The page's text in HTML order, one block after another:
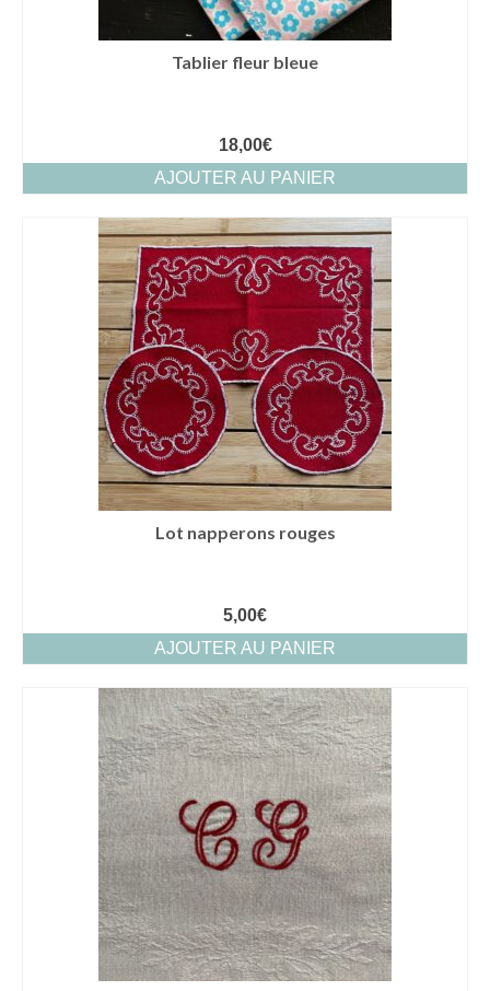
Tablier fleur bleue
18,00€
AJOUTER AU PANIER
Lot napperons rouges
5,00€
AJOUTER AU PANIER